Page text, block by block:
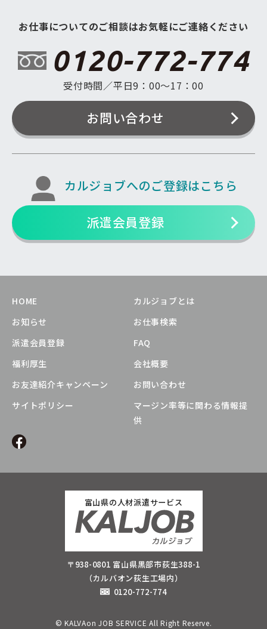
お仕事についてのご相談はお気軽にご連絡ください
0120-772-774
受付時間／平日9：00〜17：00
お問い合わせ
カルジョブへのご登録はこちら
派遣会員登録
HOME
カルジョブとは
お知らせ
お仕事検索
派遣会員登録
FAQ
福利厚生
会社概要
お友達紹介キャンペーン
お問い合わせ
サイトポリシー
マージン率等に関わる情報提
供
富山県の人材派遣サービス
〒938-0801 富山県黒部市荻生388-1
（カルバオン荻生工場内）
0120-772-774
© KALVAon JOB SERVICE All Right Reserve.